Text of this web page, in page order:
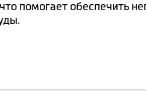
помогает обеспечить